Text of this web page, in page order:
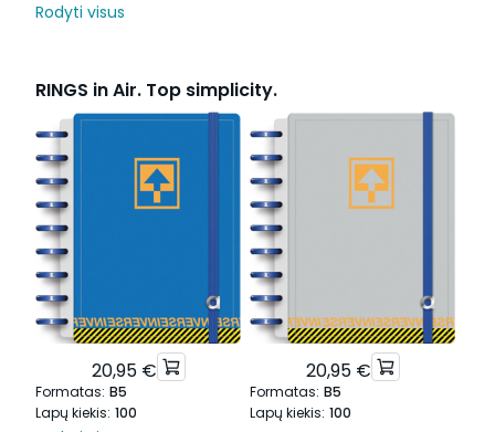
Rodyti visus
RINGS in Air. Top simplicity.
20,95 €
Formatas: B5
Lapų kiekis: 100
20,95 €
Formatas: B5
Lapų kiekis: 100